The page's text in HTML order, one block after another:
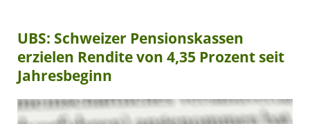
UBS: Schweizer Pensionskassen
erzielen Rendite von 4,35 Prozent seit
Jahresbeginn